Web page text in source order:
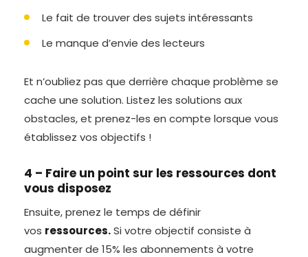
Le fait de trouver des sujets intéressants
Le manque d’envie des lecteurs
Et n’oubliez pas que derrière chaque problème se
cache une solution. Listez les solutions aux
obstacles, et prenez-les en compte lorsque vous
établissez vos objectifs !
4 – Faire un point sur les ressources dont
vous disposez
Ensuite, prenez le temps de définir
vos ressources.Si votre objectif consiste à
augmenter de 15% les abonnements à votre